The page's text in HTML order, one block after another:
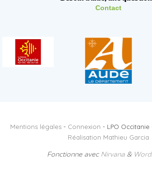
Contact
Mentions légales - Connexion - LPO
Réalisation Mathieu Garcia
Fonctionne avec Nirvana &